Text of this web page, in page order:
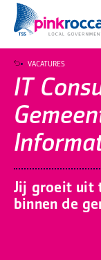
IT
Jij groeit uit
binnen de
VACATURES